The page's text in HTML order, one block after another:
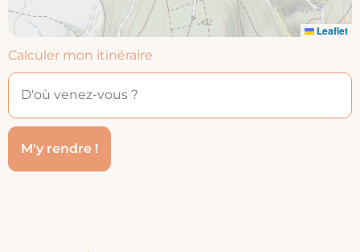
Leaflet
Calculer mon itinéraire